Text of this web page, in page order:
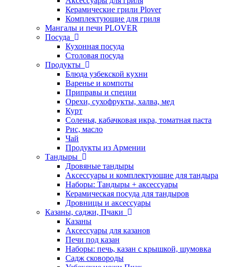
Керамические грили Plover
Комплектующие для гриля
Мангалы и печи PLOVER
Посуда
Кухонная посуда
Столовая посуда
Продукты
Блюда узбекской кухни
Варенье и компоты
Приправы и специи
Орехи, сухофрукты, халва, мед
Курт
Соленья, кабачковая икра, томатная паста
Рис, масло
Чай
Продукты из Армении
Тандыры
Дровяные тандыры
Аксессуары и комплектующие для тандыра
Наборы: Тандыры + аксессуары
Керамическая посуда для тандыров
Дровницы и аксессуары
Казаны, саджи, Пчаки
Казаны
Аксессуары для казанов
Печи под казан
Наборы: печь, казан с крышкой, шумовка
Садж сковороды